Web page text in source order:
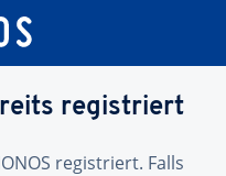
registriert
registriert. Falls